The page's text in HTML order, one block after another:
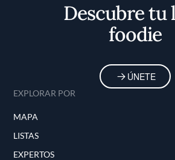
Descubre tu
foodie
ÚNETE
EXPLORAR POR
MAPA
LISTAS
EXPERTOS